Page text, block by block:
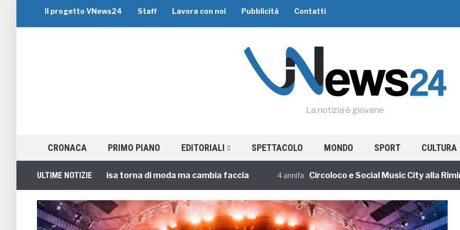
Il progetto VNews24 Staff Lavora con noi Pubblicità Contatti
La notizia è giovane
CRONACA PRIMO PIANO EDITORIALI SPETTACOLO MONDO SPORT CULTURA
ULTIME NOTIZIE
condivisa torna di moda ma cambia faccia Circoloco e Social Music City alla Rimini